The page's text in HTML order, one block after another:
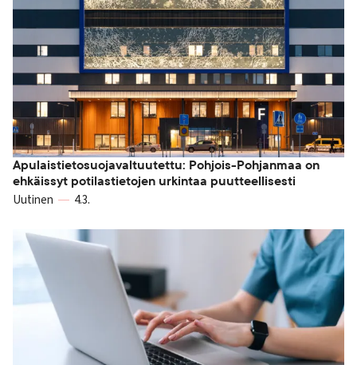
Apulaistietosuojavaltuutettu: Pohjois-Pohjanmaa on
ehkäissyt potilastietojen urkintaa puutteellisesti
Uutinen 4.3.